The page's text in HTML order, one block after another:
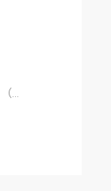
苏